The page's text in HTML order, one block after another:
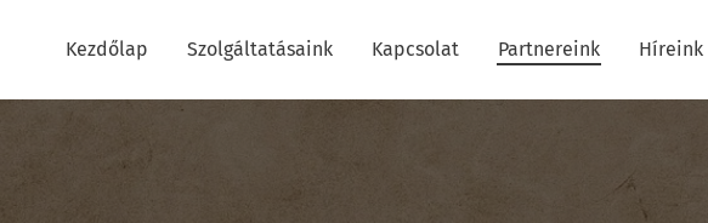
Kezdőlap Szolgáltatásaink Kapcsolat Partnereink Híreink